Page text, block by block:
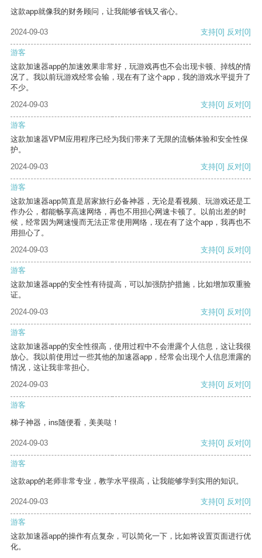
这款app就像我的财务顾问，让我能够省钱又省心。
2024-09-03 支持[0] 反对[0]
游客
这款加速器app的加速效果非常好，玩游戏再也不会出现卡顿、掉线的情
况了。我以前玩游戏经常会输，现在有了这个app，我的游戏水平提升了
不少。
2024-09-03
支持[0] 反对[0]
游客
这款加速器VPM应用程序已经为我们带来了无限的流畅体验和安全性保
护。
2024-09-03
支持[0] 反对[0]
游客
这款加速器app简直是居家旅行必备神器，无论是看视频、玩游戏还是工
作办公，都能畅享高速网络，再也不用担心网速卡顿了。以前出差的时
候，经常因为网速慢而无法正常使用网络，现在有了这个app，我再也不
用担心了。
2024-09-03
支持[0] 反对[0]
游客
这款加速器app的安全性有待提高，可以加强防护措施，比如增加双重验
证。
2024-09-03
支持[0] 反对[0]
游客
这款加速器app的安全性很高，使用过程中不会泄露个人信息，这让我很
放心。我以前使用过一些其他的加速器app，经常会出现个人信息泄露的
情况，这让我非常担心。
2024-09-03
支持[0] 反对[0]
游客
梯子神器，ins随便看，美美哒！
2024-09-03 支持[0] 反对[0]
游客
这款app的老师非常专业，教学水平很高，让我能够学到实用的知识。
2024-09-03 支持[0] 反对[0]
游客
这款加速器app的操作有点复杂，可以简化一下，比如将设置页面进行优
化。